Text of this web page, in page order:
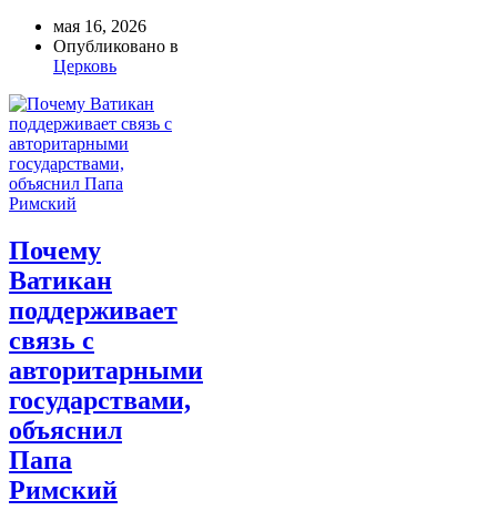
мая 16, 2026
Опубликовано в
Церковь
Почему
Ватикан
поддерживает
связь с
авторитарными
государствами,
объяснил
Папа
Римский